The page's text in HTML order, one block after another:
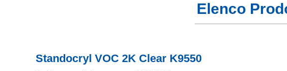
Elenco
Standocryl VOC 2K Clear K9550